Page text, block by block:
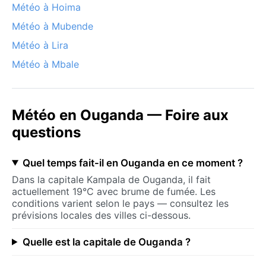
Météo à Hoima
Météo à Mubende
Météo à Lira
Météo à Mbale
Météo en Ouganda — Foire aux
questions
Quel temps fait-il en Ouganda en ce moment ?
Dans la capitale Kampala de Ouganda, il fait
actuellement 19°C avec brume de fumée. Les
conditions varient selon le pays — consultez les
prévisions locales des villes ci-dessous.
Quelle est la capitale de Ouganda ?